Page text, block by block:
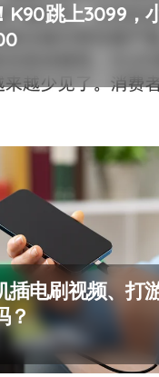
K90跳上3099，
插电刷视频、打
？